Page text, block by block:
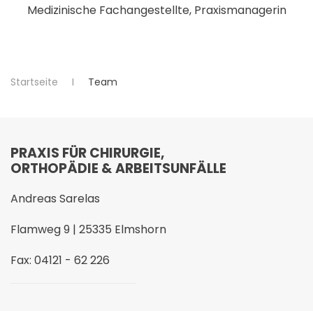
Medizinische Fachangestellte, Praxismanagerin
Startseite Team
PRAXIS FÜR CHIRURGIE,
ORTHOPÄDIE & ARBEITSUNFÄLLE
Andreas Sarelas
Flamweg 9 | 25335 Elmshorn
Fax: 04121 - 62 226